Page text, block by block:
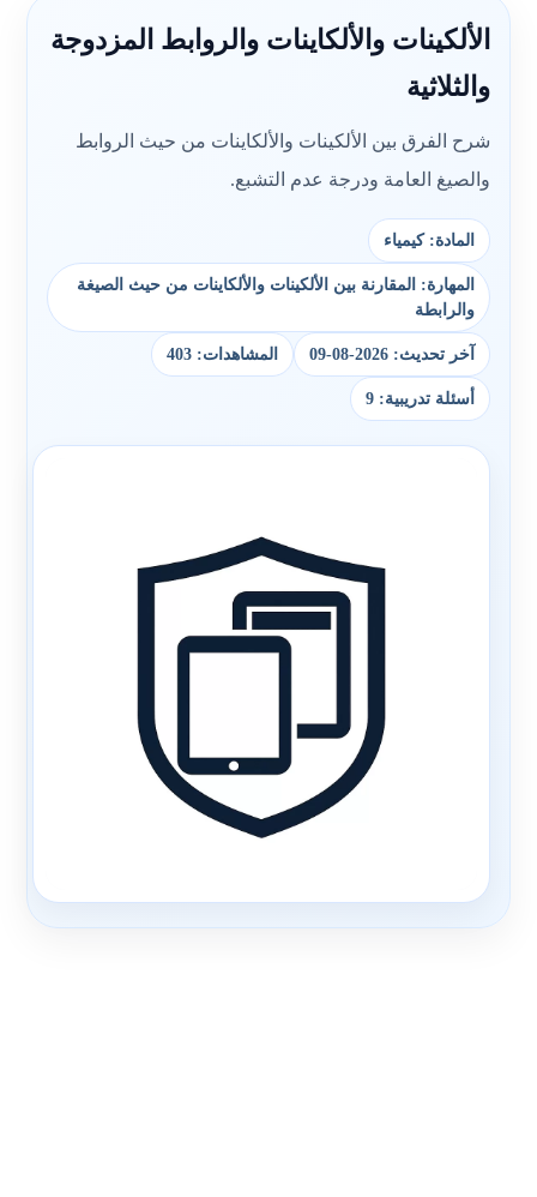
الألكينات والألكاينات والروابط المزدوجة
والثلاثية
شرح الفرق بين الألكينات والألكاينات من حيث الروابط
والصيغ العامة ودرجة عدم التشبع.
المادة: كيمياء
المهارة: المقارنة بين الألكينات والألكاينات من حيث الصيغة
والرابطة
آخر تحديث: 2026-08-09 المشاهدات: 403
أسئلة تدريبية: 9